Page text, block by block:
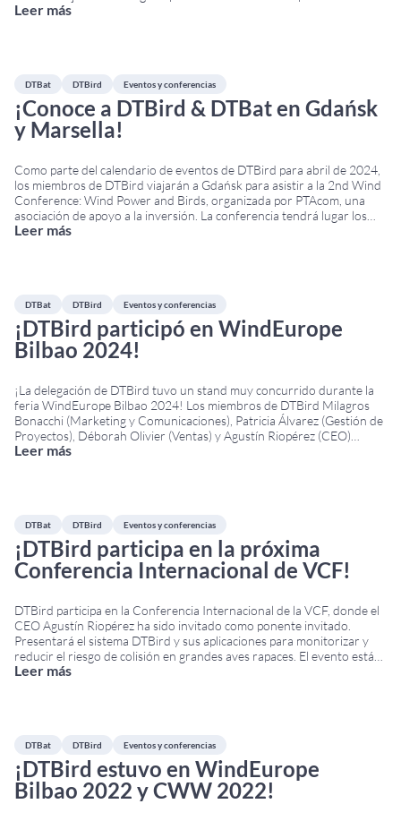
Research Symposium (EBRS) 2024. La conferencia tendrá lugar del 2
Leer más
DTBat DTBird Eventos y conferencias
¡Conoce a DTBird & DTBat en Gdańsk
y Marsella!
Como parte del calendario de eventos de DTBird para abril de 2024,
los miembros de DTBird viajarán a Gdańsk para asistir a la 2nd Wind
Conference: Wind Power and Birds, organizada por PTAcom, una
asociación de apoyo a la inversión. La conferencia tendrá lugar los
días 18 y 19 de abril en el Hotel Almond
Leer más
DTBat DTBird Eventos y conferencias
¡DTBird participó en WindEurope
Bilbao 2024!
¡La delegación de DTBird tuvo un stand muy concurrido durante la
feria WindEurope Bilbao 2024! Los miembros de DTBird Milagros
Bonacchi (Marketing y Comunicaciones), Patricia Álvarez (Gestión de
Proyectos), Déborah Olivier (Ventas) y Agustín Riopérez (CEO)
viajaron a Bilbao para asistir al evento anual WindEurope 2024. La
Leer más
DTBat DTBird Eventos y conferencias
¡DTBird participa en la próxima
Conferencia Internacional de VCF!
DTBird participa en la Conferencia Internacional de la VCF, donde el
CEO Agustín Riopérez ha sido invitado como ponente invitado.
Presentará el sistema DTBird y sus aplicaciones para monitorizar y
reducir el riesgo de colisión en grandes aves rapaces. El evento está
organizado por la Fundación para la Conservación de los Buitres
Leer más
DTBat DTBird Eventos y conferencias
¡DTBird estuvo en WindEurope
Bilbao 2022 y CWW 2022!